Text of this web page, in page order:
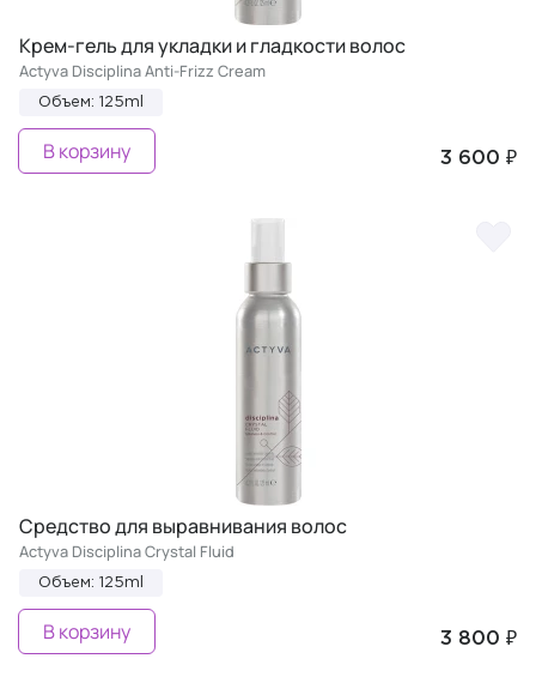
Крем-гель для укладки и гладкости волос
Actyva Disciplina Anti-Frizz Cream
Объем: 125ml
3 600 ₽
В корзину
Средство для выравнивания волос
Actyva Disciplina Crystal Fluid
Объем: 125ml
3 800 ₽
В корзину